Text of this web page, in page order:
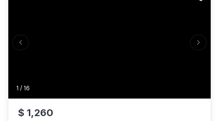
1 / 16
Previous slide Next
$ 1,260